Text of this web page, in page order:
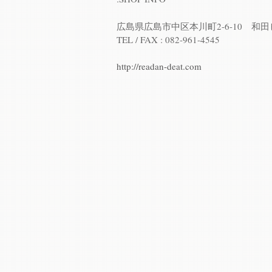
広島県広島市中区本川町2-6-10 和田
TEL / FAX : 082-961-4545
http://readan-deat.com